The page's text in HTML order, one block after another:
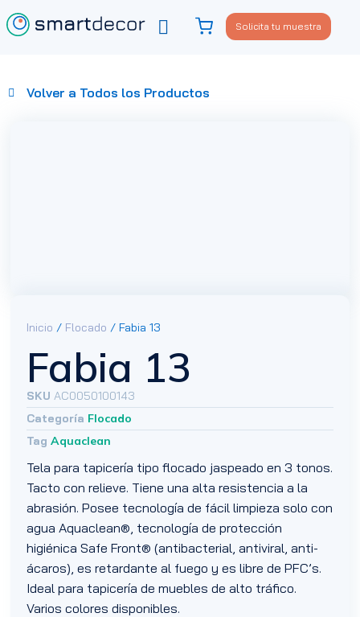
Solicita tu muestra
Volver a Todos los Productos
Inicio / Flocado / Fabia 13
Fabia 13
SKUAC0050100143
Categoría Flocado
Tag Aquaclean
Tela para tapicería tipo flocado jaspeado en 3 tonos.
Tacto con relieve. Tiene una alta resistencia a la
abrasión. Posee tecnología de fácil limpieza solo con
agua Aquaclean®, tecnología de protección
higiénica Safe Front® (antibacterial, antiviral, anti-
ácaros), es retardante al fuego y es libre de PFC’s.
Ideal para tapicería de muebles de alto tráfico.
Varios colores disponibles.